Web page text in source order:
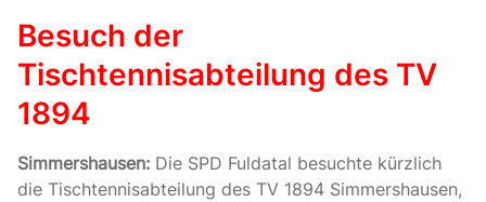
Besuch der
Tischtennisabteilung des TV
1894
Simmershausen: Die SPD Fuldatal besuchte kürzlich
die Tischtennisabteilung des TV 1894 Simmershausen,